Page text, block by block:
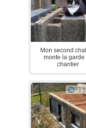
Mon second
monte la garde
chantier
1